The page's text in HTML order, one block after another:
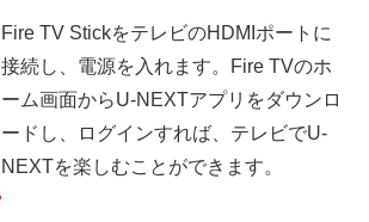
Fire TV StickをテレビのHDMIポートに
接続し、電源を入れます。Fire TVのホ
ーム画面からU-NEXTアプリをダウンロ
ードし、ログインすれば、テレビでU-
NEXTを楽しむことができます。